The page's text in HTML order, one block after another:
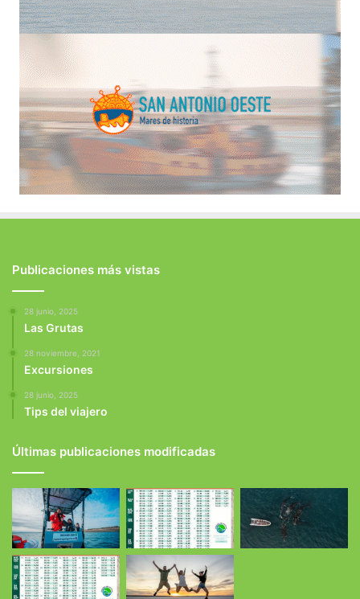
Publicaciones más vistas
28 junio, 2025
Las Grutas
28 noviembre, 2021
Excursiones
28 junio, 2025
Tips del viajero
Últimas publicaciones modificadas